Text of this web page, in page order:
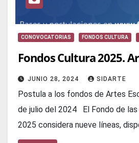
CONOVOCATORIAS FONDOS CULTURA
Fondos Cultura 2025.
JUNIO 28, 2024 SIDARTE
Postula a los fondos de Artes
de julio del 2024 El Fondo de
2025 considera nueve líneas,